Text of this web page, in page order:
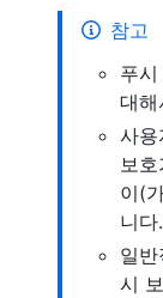
참고
푸
대해
사용
보
이(
니다.
일
시